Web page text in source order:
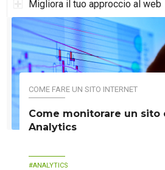
Migliora il tuo approccio al web
COME FARE UN SITO INTERNET
Come monitorare un sito
Analytics
ANALYTICS